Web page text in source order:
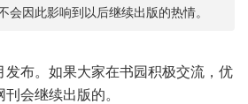
会因此影响到以后继续出版的热情。
发布。如果大家在书园积极交流，优
会继续出版的。